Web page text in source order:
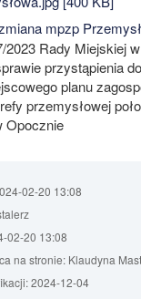
mpzp
2023 Rady Miejskiej
przystąpienia
planu
przemysłowej
Opocznie
02-20 13:08
02-20 13:08
na stronie: Klaudyna
2024-12-04